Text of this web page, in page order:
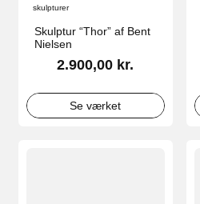
skulpturer
Skulptur “Thor” af Bent
Nielsen
2.900,00 kr.
Se værket